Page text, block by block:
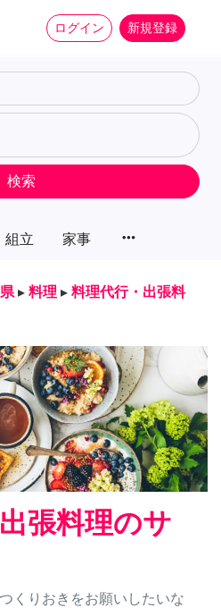
ログイン 新規登録
組立 家事 more_horiz
検索
▸ 料理 ▸ 料理代行・出張料
張料理のサ
くりおきをお願いしたいな